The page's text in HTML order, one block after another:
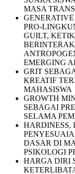
MASA
PRO-
GUILT,
EMERGING
GRIT
KREATIF
MAHASISWA
GROWTH
SEBAGAI
SELAMA
HARDINESS,
DASAR DI
PSIKOLOGI
HARGA DIRI